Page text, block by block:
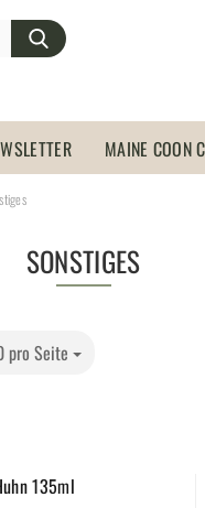
MAINE COON
SONSTIGES
pro Seite
135ml